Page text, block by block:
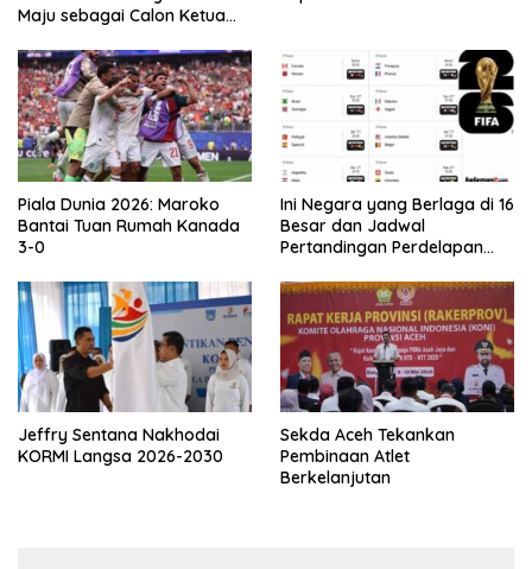
Maju sebagai Calon Ketua
Piala Dunia 2026: Maroko
Bantai Tuan Rumah Kanada
3-0
Ini Negara yang Berlaga di 16
Besar dan Jadwal
Pertandingan Perdelapan
Jeffry Sentana Nakhodai
KORMI Langsa 2026-2030
Sekda Aceh Tekankan
Pembinaan Atlet
Berkelanjutan